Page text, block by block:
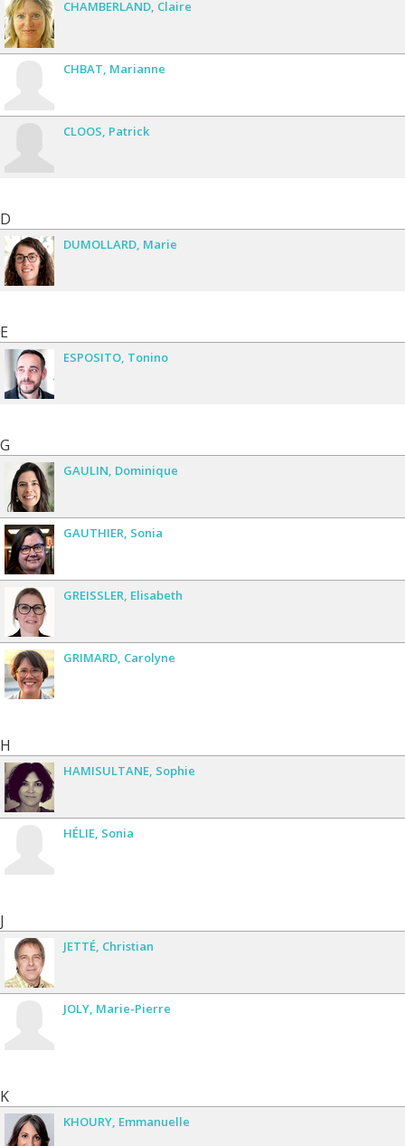
CHAMBERLAND Claire
CHBAT Marianne
CLOOS Patrick
D
DUMOLLARD Marie
E
ESPOSITO Tonino
G
GAULIN Dominique
GAUTHIER Sonia
GREISSLER Elisabeth
GRIMARD Carolyne
H
HAMISULTANE Sophie
HÉLIE Sonia
J
JETTÉ Christian
JOLY Marie-Pierre
K
KHOURY Emmanuelle